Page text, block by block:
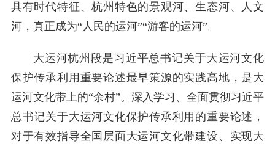
具有时代特征、杭州特色的景观河、生态河、人文
河，真正成为“人民的运河”“游客的运河”。
大运河杭州段是习近平总书记关于大运河文化
保护传承利用重要论述最早策源的实践高地，是大
运河文化带上的“余村”。深入学习、全面贯彻习近平
总书记关于大运河文化保护传承利用的重要论述，
对于有效指导全国层面大运河文化带建设、实现大